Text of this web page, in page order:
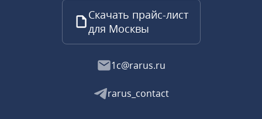
Скачать прайс-лист
для Москвы
1c@rarus.ru
rarus_contact